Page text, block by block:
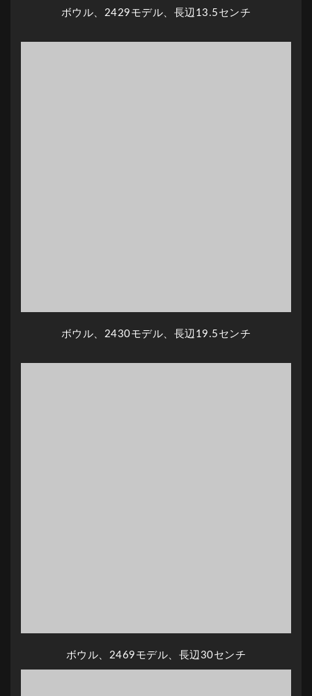
ボウル、2429モデル、長辺13.5センチ
ボウル、2430モデル、長辺19.5センチ
ボウル、2469モデル、長辺30センチ